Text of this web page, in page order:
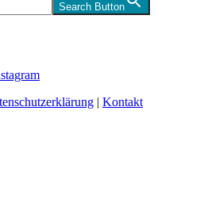
Search Button
| Kontakt